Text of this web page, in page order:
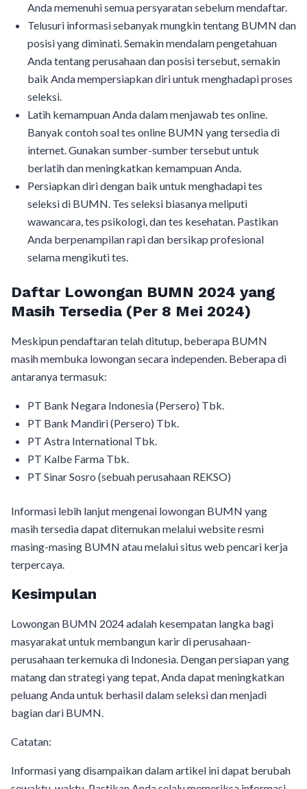
Anda memenuhi semua persyaratan sebelum mendaftar.
Telusuri informasi sebanyak mungkin tentang BUMN dan
posisi yang diminati. Semakin mendalam pengetahuan
Anda tentang perusahaan dan posisi tersebut, semakin
baik Anda mempersiapkan diri untuk menghadapi proses
seleksi.
Latih kemampuan Anda dalam menjawab tes online.
Banyak contoh soal tes online BUMN yang tersedia di
internet. Gunakan sumber-sumber tersebut untuk
berlatih dan meningkatkan kemampuan Anda.
Persiapkan diri dengan baik untuk menghadapi tes
seleksi di BUMN. Tes seleksi biasanya meliputi
wawancara, tes psikologi, dan tes kesehatan. Pastikan
Anda berpenampilan rapi dan bersikap profesional
selama mengikuti tes.
Daftar Lowongan BUMN 2024 yang
Masih Tersedia (Per 8 Mei 2024)
Meskipun pendaftaran telah ditutup, beberapa BUMN
masih membuka lowongan secara independen. Beberapa di
antaranya termasuk:
PT Bank Negara Indonesia (Persero) Tbk.
PT Bank Mandiri (Persero) Tbk.
PT Astra International Tbk.
PT Kalbe Farma Tbk.
PT Sinar Sosro (sebuah perusahaan REKSO)
Informasi lebih lanjut mengenai lowongan BUMN yang
masih tersedia dapat ditemukan melalui website resmi
masing-masing BUMN atau melalui situs web pencari kerja
terpercaya.
Kesimpulan
Lowongan BUMN 2024 adalah kesempatan langka bagi
masyarakat untuk membangun karir di perusahaan-
perusahaan terkemuka di Indonesia. Dengan persiapan yang
matang dan strategi yang tepat, Anda dapat meningkatkan
peluang Anda untuk berhasil dalam seleksi dan menjadi
bagian dari BUMN.
Catatan:
Informasi yang disampaikan dalam artikel ini dapat berubah